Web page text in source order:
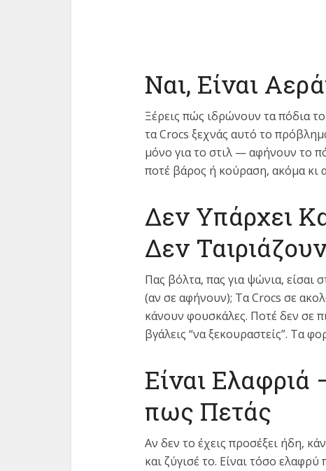
Ναι, Είναι
Ξέρεις πώς ιδρώνουν τα πόδια
τα Crocs ξεχνάς αυτό το
μόνο για το στιλ — αφήνουν το
ποτέ βάρος ή κούραση, ακόμα κι
Δεν Υπάρχει
Δεν
Πας βόλτα, πας για ψώνια, είσαι
(αν σε αφήνουν); Τα Crocs σε
κάνουν φουσκάλες. Ποτέ δεν σε
βγάλεις “να ξεκουραστείς”. Τα
Είναι Ελαφριά
πως Πετάς
Αν δεν το έχεις προσέξει ήδη,
και ζύγισέ το. Είναι τόσο